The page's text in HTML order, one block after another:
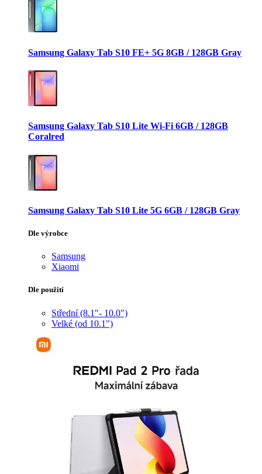
Samsung Galaxy Tab S10 FE+ 5G 8GB / 128GB Gray
Samsung Galaxy Tab S10 Lite Wi-Fi 6GB / 128GB
Coralred
Samsung Galaxy Tab S10 Lite 5G 6GB / 128GB Gray
Dle výrobce
Samsung
Xiaomi
Dle použití
Střední (8.1"- 10.0")
Velké (od 10.1")